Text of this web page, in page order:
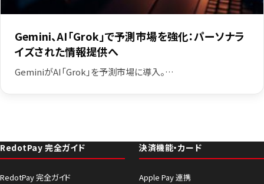
Gemini、AI「Grok」で予測市場を強化：パーソナラ
イズされた情報提供へ
GeminiがAI「Grok」を予測市場に導入。…
RedotPay 完全ガイド
RedotPay 完全ガイド
決済機能・カード
Apple Pay 連携